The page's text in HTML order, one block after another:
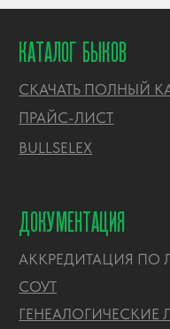
ДОКУМЕНТАЦИЯ
ПОЛИТИКА ОБРАБОТКИ
РИСЦ
ЗАКУПКИ
CОУТ
АККРЕДИТАЦИЯ ПО
BULLSELEX